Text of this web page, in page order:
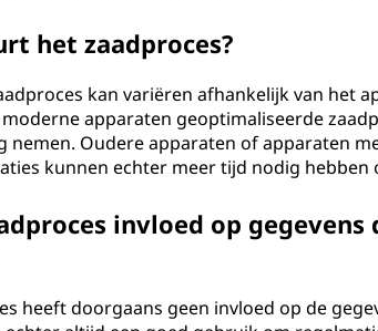
het zaadproces?
kan variëren afhankelijk van het
apparaten geoptimaliseerde
nemen. Oudere apparaten of apparaten
kunnen echter meer tijd nodig hebben
invloed op
heeft doorgaans geen invloed op de